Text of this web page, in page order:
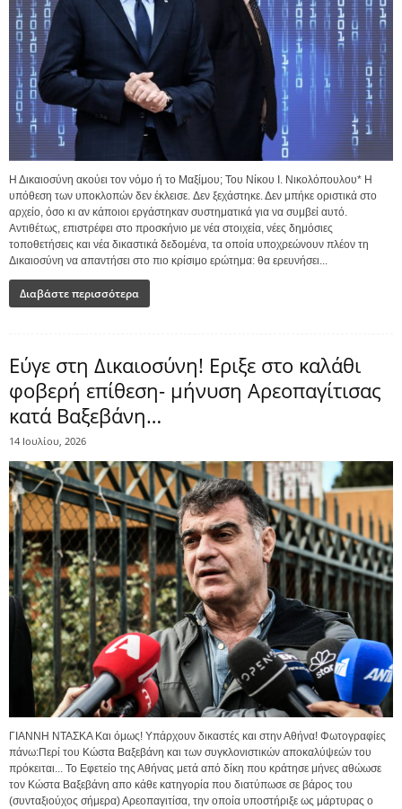
Η Δικαιοσύνη ακούει τον νόμο ή το Μαξίμου; Του Νίκου Ι. Νικολόπουλου* Η
υπόθεση των υποκλοπών δεν έκλεισε. Δεν ξεχάστηκε. Δεν μπήκε οριστικά στο
αρχείο, όσο κι αν κάποιοι εργάστηκαν συστηματικά για να συμβεί αυτό.
Αντιθέτως, επιστρέφει στο προσκήνιο με νέα στοιχεία, νέες δημόσιες
τοποθετήσεις και νέα δικαστικά δεδομένα, τα οποία υποχρεώνουν πλέον τη
Δικαιοσύνη να απαντήσει στο πιο κρίσιμο ερώτημα: θα ερευνήσει...
Διαβάστε περισσότερα
Εύγε στη Δικαιοσύνη! Εριξε στο καλάθι
φοβερή επίθεση- μήνυση Αρεοπαγίτισας
κατά Βαξεβάνη…
14 Ιουλίου, 2026
ΓΙΑΝΝΗ ΝΤΑΣΚΑ Και όμως! Υπάρχουν δικαστές και στην Αθήνα! Φωτογραφίες
πάνω:Περί του Κώστα Βαξεβάνη και των συγκλονιστικών αποκαλύψεών του
πρόκειται... Το Εφετείο της Αθήνας μετά από δίκη που κράτησε μήνες αθώωσε
τον Κώστα Βαξεβάνη απο κάθε κατηγορία που διατύπωσε σε βάρος του
(συνταξιούχος σήμερα) Αρεοπαγιτίσα, την οποία υποστήριξε ως μάρτυρας ο